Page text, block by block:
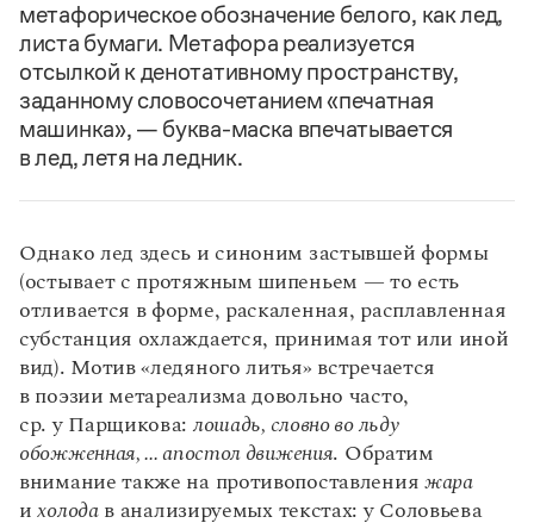
метафорическое обозначение белого, как лед,
листа бумаги. Метафора реализуется
отсылкой к денотативному пространству,
заданному словосочетанием «печатная
машинка», — буква-маска впечатывается
в лед, летя на ледник.
Однако лед здесь и синоним застывшей формы
(остывает с протяжным шипеньем — то есть
отливается в форме, раскаленная, расплавленная
субстанция охлаждается, принимая тот или иной
вид). Мотив «ледяного литья» встречается
в поэзии метареализма довольно часто,
ср. у Парщикова: лошадь, словно во льду
обожженная, ... апостол движения. Обратим
внимание также на противопоставления жара
ихолодав анализируемых текстах: у Соловьева